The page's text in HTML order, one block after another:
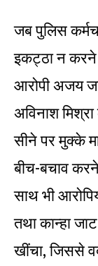
जब पुलिस
इकट्ठा न
आरोपी अजय
अविनाश
सीने पर मुक्के
बीच-बचाव
साथ भी
तथा कान्हा
खींचा, जिससे